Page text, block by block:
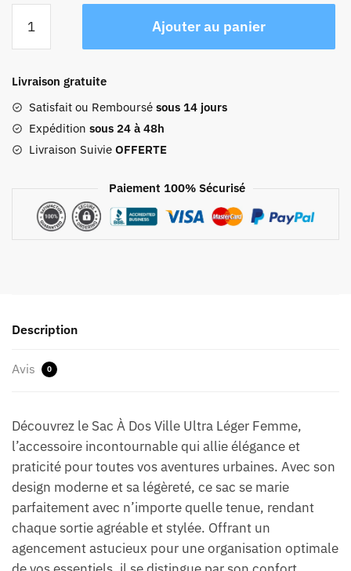
Sac
Dos
Ville
Ultra
Léger
Ajouter au panier
Livraison gratuite
Satisfait ou Remboursé sous 14 jours
Expédition sous 24 à 48h
Livraison Suivie OFFERTE
Paiement 100% Sécurisé
Description
Avis 0
Découvrez le Sac À Dos Ville Ultra Léger Femme,
l’accessoire incontournable qui allie élégance et
praticité pour toutes vos aventures urbaines. Avec son
design moderne et sa légèreté, ce sac se marie
parfaitement avec n’importe quelle tenue, rendant
chaque sortie agréable et stylée. Offrant un
agencement astucieux pour une organisation optimale